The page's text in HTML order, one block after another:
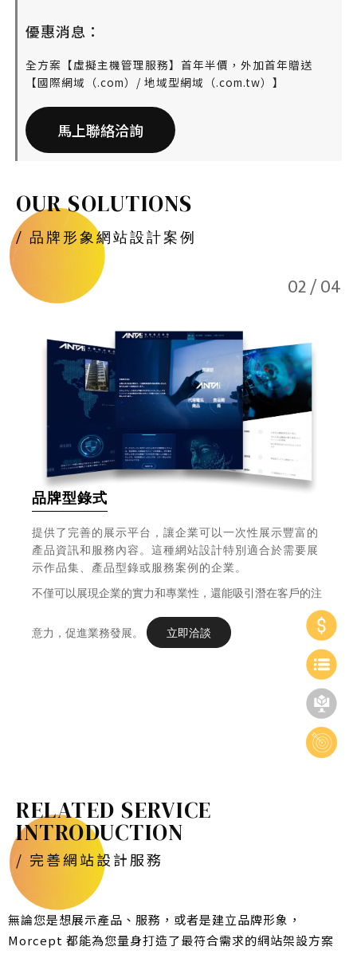
優惠消息：
全方案【虛擬主機管理服務】首年半價，外加首年贈送
【國際網域（.com）/ 地域型網域（.com.tw）】
馬上聯絡洽詢
OUR SOLUTIONS
/ 品牌形象網站設計案例
02/ 04
品牌型錄式
提供了完善的展示平台，讓企業可以一次性展示豐富的
產品資訊和服務內容。這種網站設計特別適合於需要展
示作品集、產品型錄或服務案例的企業。
不僅可以展現企業的實力和專業性，還能吸引潛在客戶的注
意力，促進業務發展。 立即洽談
RELATED SERVICE
INTRODUCTION
/ 完善網站設計服務
無論您是想展示產品、服務，或者是建立品牌形象，
Morcept 都能為您量身打造了最符合需求的網站架設方案